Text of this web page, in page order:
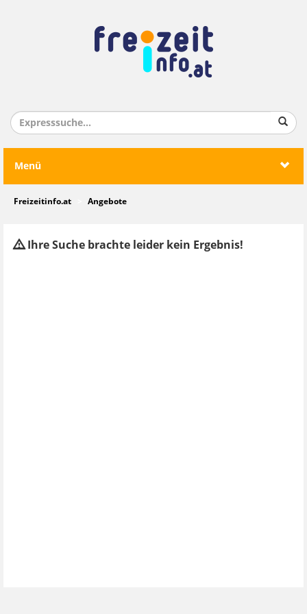
Menü
Freizeitinfo.at Angebote
Ihre Suche brachte leider kein Ergebnis!